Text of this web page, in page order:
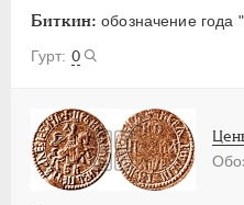
Биткин: обозначение
0